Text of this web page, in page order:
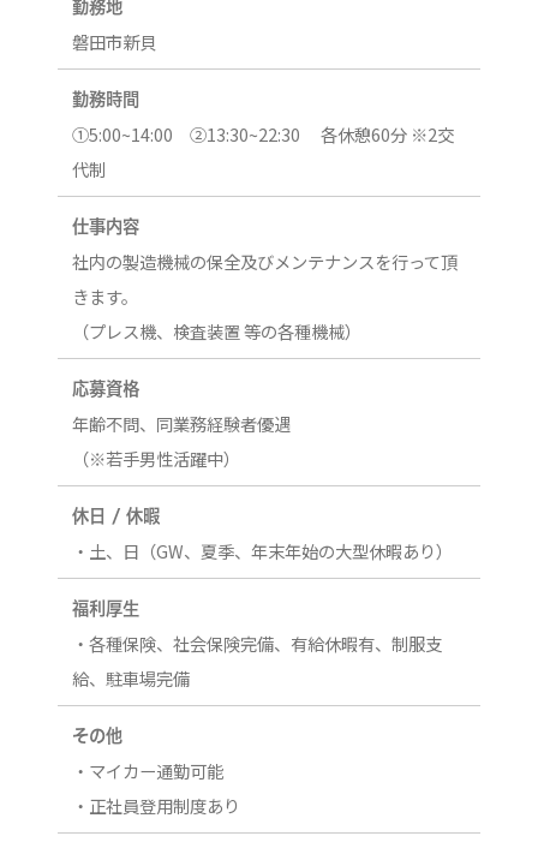
勤務地
磐田市新貝
勤務時間
①5:00~14:00 ②13:30~22:30 各休憩60分 ※2交
代制
仕事内容
社内の製造機械の保全及びメンテナンスを行って頂
きます。
（プレス機、検査装置 等の各種機械）
応募資格
年齢不問、同業務経験者優遇
（※若手男性活躍中）
休日 / 休暇
・土、日（GW、夏季、年末年始の大型休暇あり）
福利厚生
・各種保険、社会保険完備、有給休暇有、制服支
給、駐車場完備
その他
・マイカー通勤可能
・正社員登用制度あり